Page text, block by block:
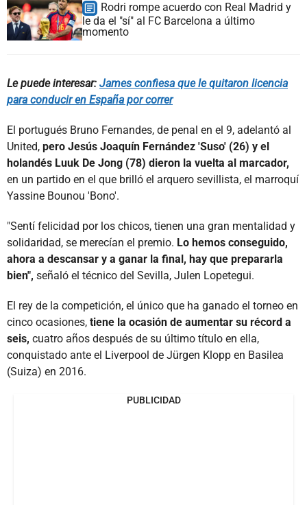
Rodri rompe acuerdo con Real Madrid y
le da el "sí" al FC Barcelona a último
momento
Le puede interesar: James confiesa que le quitaron licencia
para conducir en España por correr
El portugués Bruno Fernandes, de penal en el 9, adelantó al
United, pero Jesús Joaquín Fernández 'Suso' (26) y el
holandés Luuk De Jong (78) dieron la vuelta al marcador,
en un partido en el que brilló el arquero sevillista, el marroquí
Yassine Bounou 'Bono'.
"Sentí felicidad por los chicos, tienen una gran mentalidad y
solidaridad, se merecían el premio. Lo hemos conseguido,
ahora a descansar y a ganar la final, hay que prepararla
bien", señaló el técnico del Sevilla, Julen Lopetegui.
El rey de la competición, el único que ha ganado el torneo en
cinco ocasiones, tiene la ocasión de aumentar su récord a
seis, cuatro años después de su último título en ella,
conquistado ante el Liverpool de Jürgen Klopp en Basilea
(Suiza) en 2016.
PUBLICIDAD